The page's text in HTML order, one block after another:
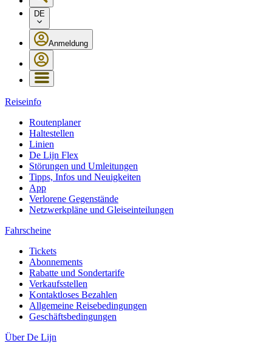
DE
Anmeldung
Reiseinfo
Routenplaner
Haltestellen
Linien
De Lijn Flex
Störungen und Umleitungen
Tipps, Infos und Neuigkeiten
App
Verlorene Gegenstände
Netzwerkpläne und Gleiseinteilungen
Fahrscheine
Tickets
Abonnements
Rabatte und Sondertarife
Verkaufsstellen
Kontaktloses Bezahlen
Allgemeine Reisebedingungen
Geschäftsbedingungen
Über De Lijn